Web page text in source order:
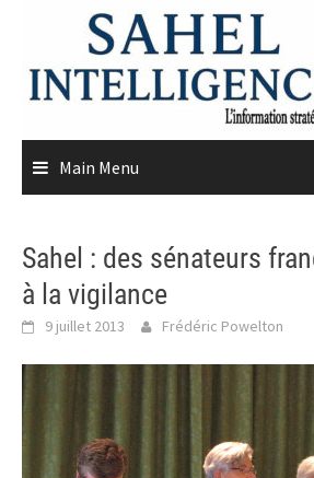
content
Main Menu
Sahel : des sénateurs
à la vigilance
9 juillet 2013 Frédéric Powelton